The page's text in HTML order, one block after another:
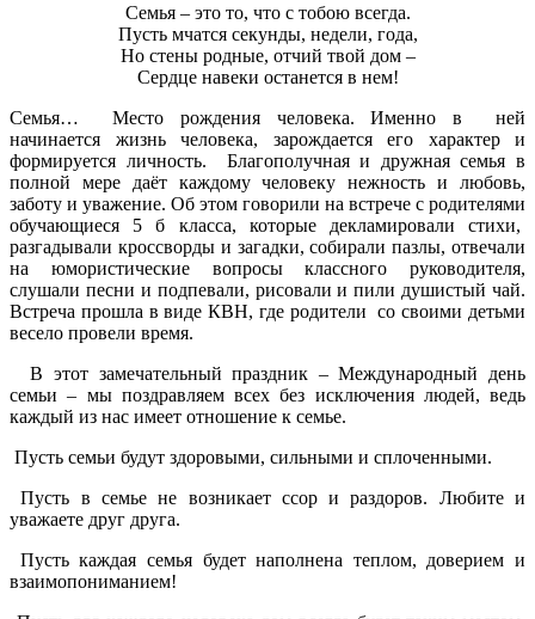
Семья – это то, что с тобою всегда.
Пусть мчатся секунды, недели, года,
Но стены родные, отчий твой дом –
Сердце навеки останется в нем!
Семья… Место рождения человека. Именно в ней
начинается жизнь человека, зарождается его характер и
формируется личность. Благополучная и дружная семья в
полной мере даёт каждому человеку нежность и любовь,
заботу и уважение. Об этом говорили на встрече с родителями
обучающиеся 5 б класса, которые декламировали стихи,
разгадывали кроссворды и загадки, собирали пазлы, отвечали
на юмористические вопросы классного руководителя,
слушали песни и подпевали, рисовали и пили душистый чай.
Встреча прошла в виде КВН, где родители со своими детьми
весело провели время.
В этот замечательный праздник – Международный день
семьи – мы поздравляем всех без исключения людей, ведь
каждый из нас имеет отношение к семье.
Пусть семьи будут здоровыми, сильными и сплоченными.
Пусть в семье не возникает ссор и раздоров. Любите и
уважаете друг друга.
Пусть каждая семья будет наполнена теплом, доверием и
взаимопониманием!